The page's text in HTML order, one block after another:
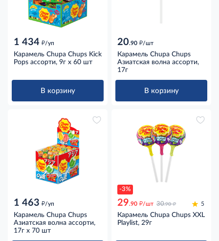
1 434 д/уп
Карамель Chupa Chups Kick
Pops ассорти, 9г x 60 шт
В корзину
20.90 д/шт
Карамель Chupa Chups
Азиатская волна ассорти,
17г
В корзину
1 463 д/уп
Карамель Chupa Chups
Азиатская волна ассорти,
17г x 70 шт
-3%
29.90 д/шт 30.90 д 5
Карамель Chupa Chups XXL
Playlist, 29г